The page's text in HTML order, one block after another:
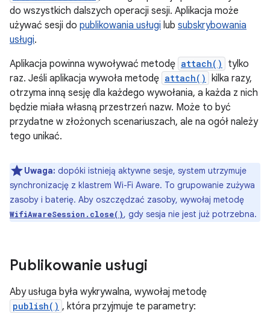
do wszystkich dalszych operacji sesji. Aplikacja może
używać sesji do publikowania usługi lub subskrybowania
usługi.
Aplikacja powinna wywoływać metodę attach()
tylko
raz. Jeśli aplikacja wywoła metodę attach() kilka razy,
otrzyma inną sesję dla każdego wywołania, a każda z nich
będzie miała własną przestrzeń nazw. Może to być
przydatne w złożonych scenariuszach, ale na ogół należy
tego unikać.
Uwaga: dopóki istnieją aktywne sesje, system utrzymuje
synchronizację z klastrem Wi-Fi Aware. To grupowanie zużywa
zasoby i baterię. Aby oszczędzać zasoby, wywołaj metodę
WifiAwareSession.close(), gdy sesja nie jest już potrzebna.
Publikowanie usługi
Aby usługa była wykrywalna, wywołaj metodę
publish() , która przyjmuje te parametry: